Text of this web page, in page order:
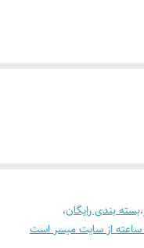
،بسته بندی رایگان،